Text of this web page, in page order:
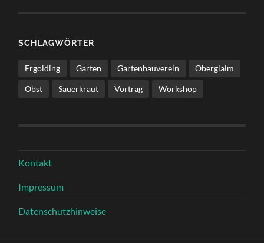
SCHLAGWÖRTER
Ergolding Garten Gartenbauverein Oberglaim
Obst Sauerkraut Vortrag Workshop
Kontakt
Impressum
Datenschutzhinweise